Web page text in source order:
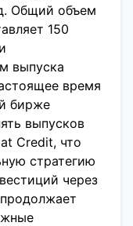
Общий объем
150
выпуска
время
бирже
выпусков
Credit, что
стратегию
через